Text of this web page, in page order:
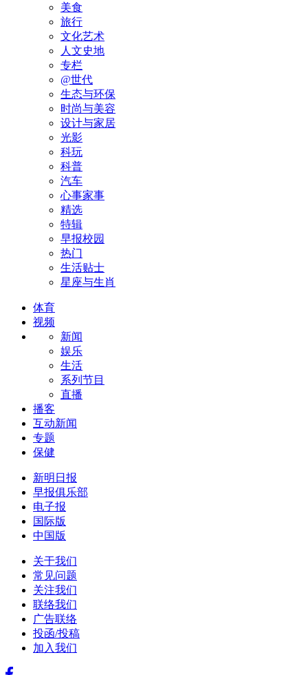
美食
旅行
文化艺术
人文史地
专栏
@世代
生态与环保
时尚与美容
设计与家居
光影
科玩
科普
汽车
心事家事
精选
特辑
早报校园
热门
生活贴士
星座与生肖
体育
视频
新闻
娱乐
生活
系列节目
直播
播客
互动新闻
专题
保健
新明日报
早报俱乐部
电子报
国际版
中国版
关于我们
常见问题
关注我们
联络我们
广告联络
投函/投稿
加入我们